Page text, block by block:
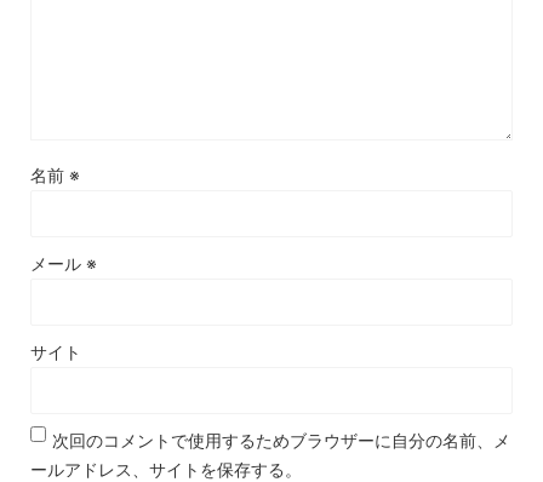
名前 ※
メール ※
サイト
次回のコメントで使用するためブラウザーに自分の名前、メ
ールアドレス、サイトを保存する。